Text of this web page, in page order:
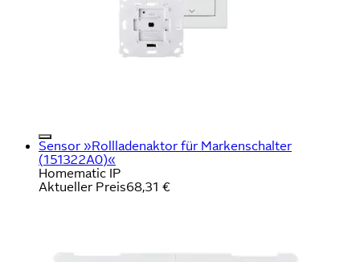
Sensor »Rollladenaktor für Markenschalter
(151322A0)«
Homematic IP
Aktueller Preis68,31 €